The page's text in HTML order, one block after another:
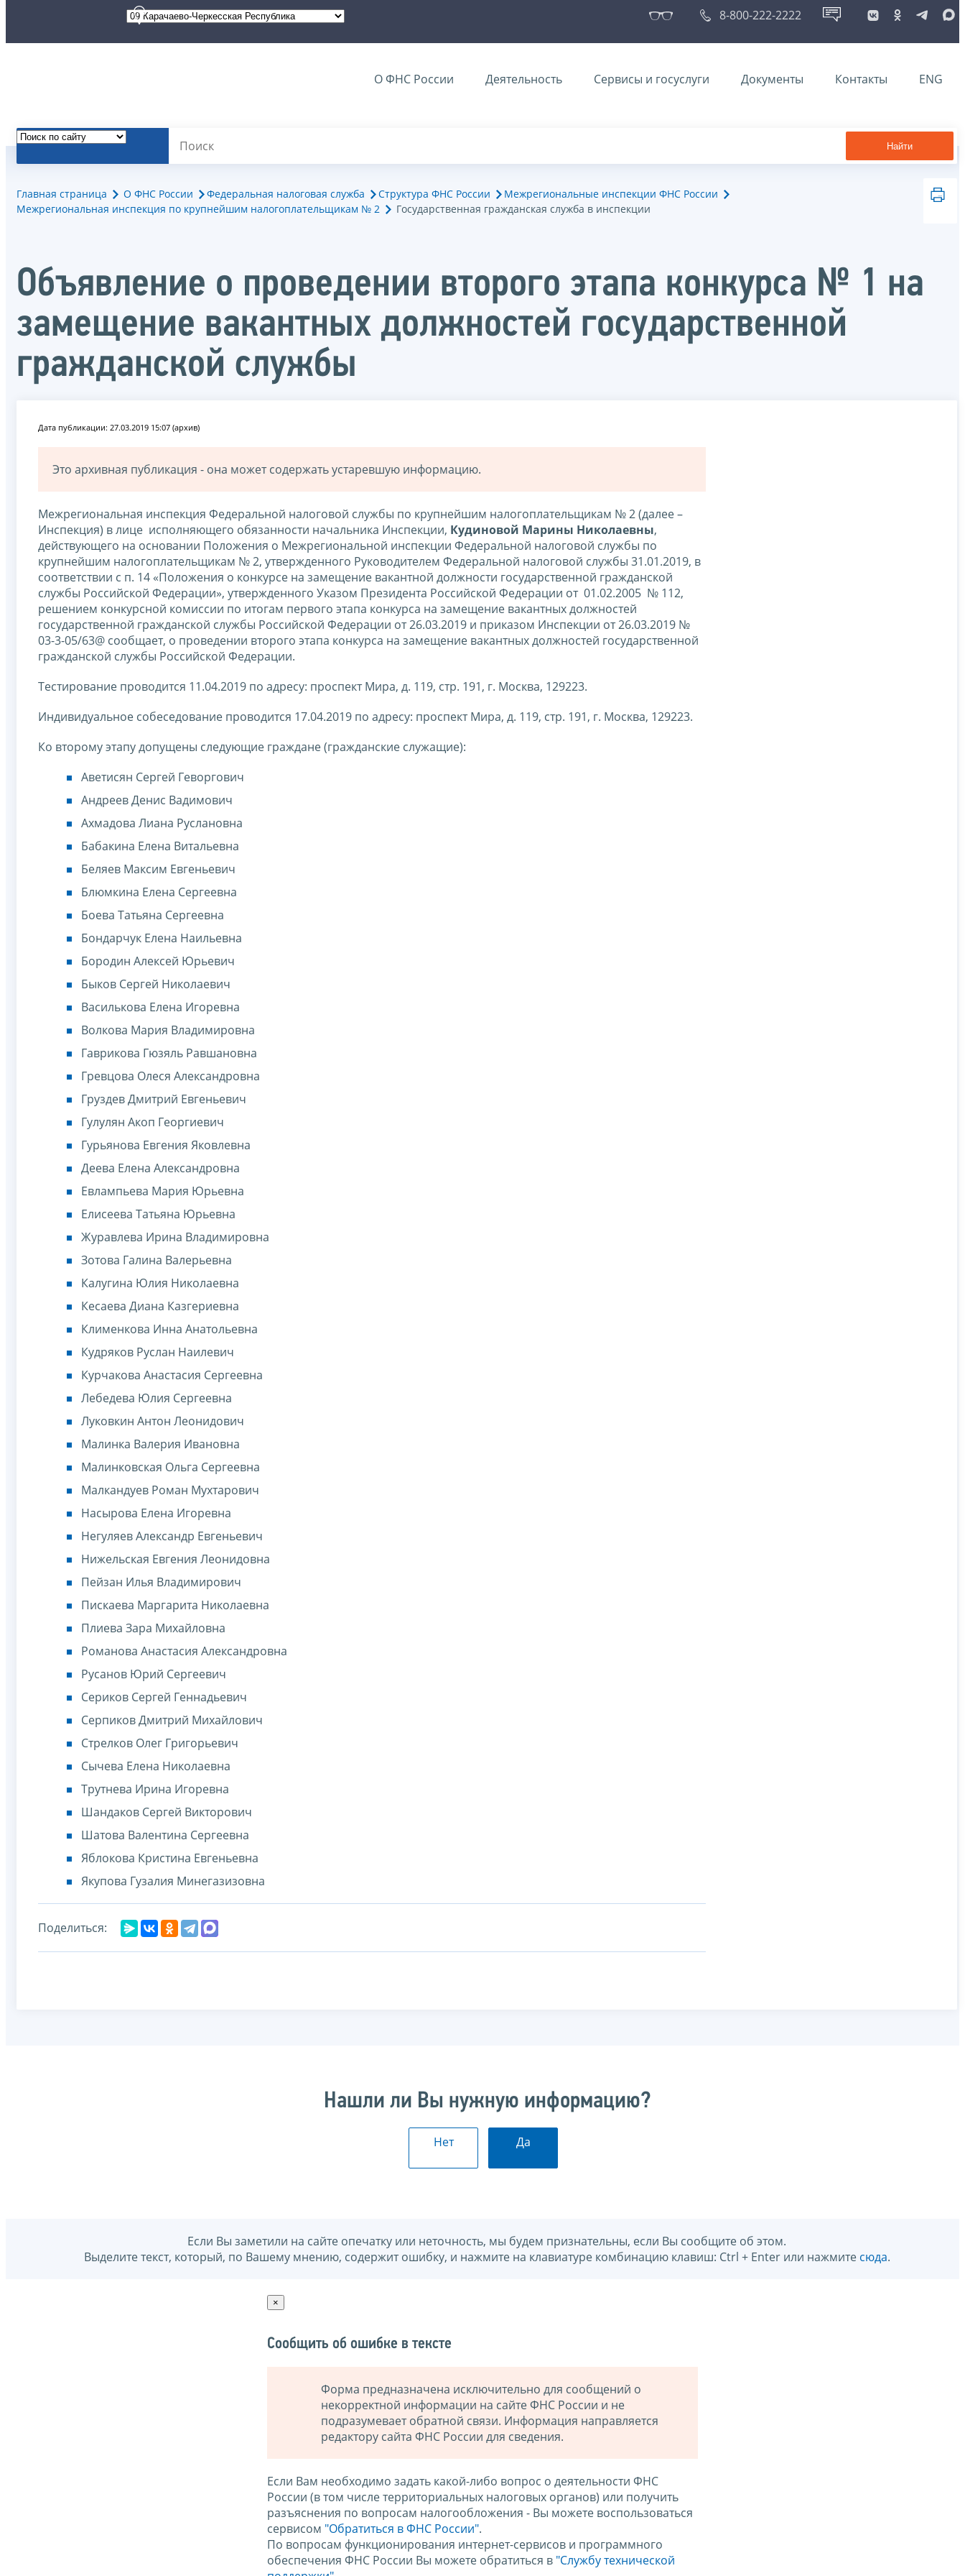
8-800-222-2222
О ФНС России Деятельность Сервисы и госуслуги Документы Контакты ENG
Найти
Главная страница О ФНС России Федеральная налоговая служба Структура ФНС России
Межрегиональные инспекции ФНС России
Межрегиональная инспекция по крупнейшим налогоплательщикам № 2
Государственная гражданская служба в инспекции
Объявление о проведении второго этапа конкурса № 1 на
замещение вакантных должностей государственной
гражданской службы
Дата публикации: 27.03.2019 15:07 (архив)
Это архивная публикация - она может содержать устаревшую информацию.
Межрегиональная инспекция Федеральной налоговой службы по крупнейшим налогоплательщикам № 2 (далее –
Инспекция) в лице исполняющего обязанности начальника Инспекции, Кудиновой Марины Николаевны,
действующего на основании Положения о Межрегиональной инспекции Федеральной налоговой службы по
крупнейшим налогоплательщикам № 2, утвержденного Руководителем Федеральной налоговой службы 31.01.2019, в
соответствии с п. 14 «Положения о конкурсе на замещение вакантной должности государственной гражданской
службы Российской Федерации», утвержденного Указом Президента Российской Федерации от 01.02.2005 № 112,
решением конкурсной комиссии по итогам первого этапа конкурса на замещение вакантных должностей
государственной гражданской службы Российской Федерации от 26.03.2019 и приказом Инспекции от 26.03.2019 №
03-3-05/63@ сообщает, о проведении второго этапа конкурса на замещение вакантных должностей государственной
гражданской службы Российской Федерации.
Тестирование проводится 11.04.2019 по адресу: проспект Мира, д. 119, стр. 191, г. Москва, 129223.
Индивидуальное собеседование проводится 17.04.2019 по адресу: проспект Мира, д. 119, стр. 191, г. Москва, 129223.
Ко второму этапу допущены следующие граждане (гражданские служащие):
Аветисян Сергей Геворгович
Андреев Денис Вадимович
Ахмадова Лиана Руслановна
Бабакина Елена Витальевна
Беляев Максим Евгеньевич
Блюмкина Елена Сергеевна
Боева Татьяна Сергеевна
Бондарчук Елена Наильевна
Бородин Алексей Юрьевич
Быков Сергей Николаевич
Василькова Елена Игоревна
Волкова Мария Владимировна
Гаврикова Гюзяль Равшановна
Гревцова Олеся Александровна
Груздев Дмитрий Евгеньевич
Гулулян Акоп Георгиевич
Гурьянова Евгения Яковлевна
Деева Елена Александровна
Евлампьева Мария Юрьевна
Елисеева Татьяна Юрьевна
Журавлева Ирина Владимировна
Зотова Галина Валерьевна
Калугина Юлия Николаевна
Кесаева Диана Казгериевна
Клименкова Инна Анатольевна
Кудряков Руслан Наилевич
Курчакова Анастасия Сергеевна
Лебедева Юлия Сергеевна
Луковкин Антон Леонидович
Малинка Валерия Ивановна
Малинковская Ольга Сергеевна
Малкандуев Роман Мухтарович
Насырова Елена Игоревна
Негуляев Александр Евгеньевич
Нижельская Евгения Леонидовна
Пейзан Илья Владимирович
Пискаева Маргарита Николаевна
Плиева Зара Михайловна
Романова Анастасия Александровна
Русанов Юрий Сергеевич
Сериков Сергей Геннадьевич
Серпиков Дмитрий Михайлович
Стрелков Олег Григорьевич
Сычева Елена Николаевна
Трутнева Ирина Игоревна
Шандаков Сергей Викторович
Шатова Валентина Сергеевна
Яблокова Кристина Евгеньевна
Якупова Гузалия Минегазизовна
Поделиться:
Нашли ли Вы нужную информацию?
Нет Да
Если Вы заметили на сайте опечатку или неточность, мы будем признательны, если Вы сообщите об этом.
Выделите текст, который, по Вашему мнению, содержит ошибку, и нажмите на клавиатуре комбинацию клавиш: Ctrl + Enter или нажмите сюда.
×
Сообщить об ошибке в тексте
Форма предназначена исключительно для сообщений о
некорректной информации на сайте ФНС России и не
подразумевает обратной связи. Информация направляется
редактору сайта ФНС России для сведения.
Если Вам необходимо задать какой-либо вопрос о деятельности ФНС
России (в том числе территориальных налоговых органов) или получить
разъяснения по вопросам налогообложения - Вы можете воспользоваться
сервисом "Обратиться в ФНС России".
По вопросам функционирования интернет-сервисов и программного
обеспечения ФНС России Вы можете обратиться в "Службу технической